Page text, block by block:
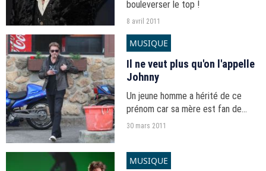
bouleverser le top !
8 avril 2011
MUSIQUE
Il ne veut plus qu'on l'appelle
Johnny
Un jeune homme a hérité de ce
prénom car sa mère est fan de
Johnny Hallyday mais il ne le
30 mars 2011
MUSIQUE